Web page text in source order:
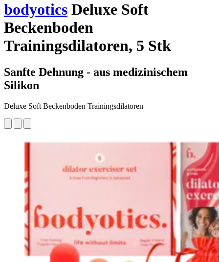
bodyotics Deluxe Soft
Beckenboden
Trainingsdilatoren, 5 Stk
Sanfte Dehnung - aus medizinischem
Silikon
Deluxe Soft Beckenboden Trainingsdilatoren